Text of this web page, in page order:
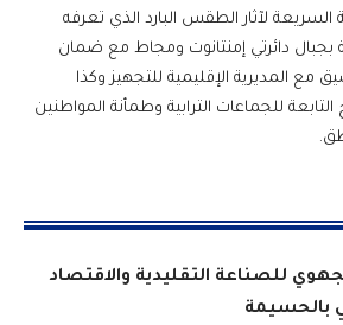
لآثار الطقس البارد الذي تعرفه
بجبال دائرتي إمنتانوت ومجاط مع ضمان
مع المديرية الإقليمية للتجهيز وكذا
للجماعات الترابية وطمأنة المواطنين
للصناعة التقليدية والاقتصاد
بالحسيمة